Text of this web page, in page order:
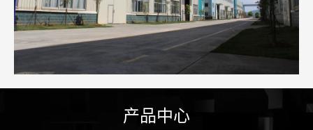
产品中心